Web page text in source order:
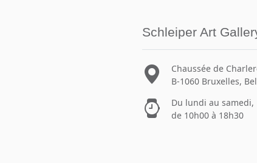
Schleiper Art
Chaussée de
B-1060 Bruxelles,
Du lundi au samedi,
de 10h00 à 18h30